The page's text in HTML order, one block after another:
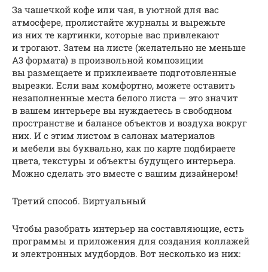
За чашечкой кофе или чая, в уютной для вас
атмосфере, пролистайте журналы и вырежьте
из них те картинки, которые вас привлекают
и трогают. Затем на листе (желательно не меньше
А3 формата) в произвольной композиции
вы размещаете и приклеиваете подготовленные
вырезки. Если вам комфортно, можете оставить
незаполненные места белого листа — это значит
в вашем интерьере вы нуждаетесь в свободном
пространстве и балансе объектов и воздуха вокруг
них. И с этим листом в салонах материалов
и мебели вы буквально, как по карте подбираете
цвета, текстуры и объекты будущего интерьера.
Можно сделать это вместе с вашим дизайнером!
Третий способ. Виртуальный
Чтобы разобрать интерьер на составляющие, есть
программы и приложения для создания коллажей
и электронных мудбордов. Вот несколько из них: